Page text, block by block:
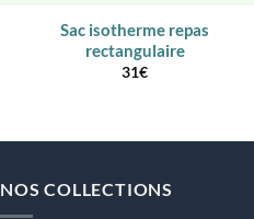
Sac isotherme repas
rectangulaire
31€
NOS COLLECTIONS